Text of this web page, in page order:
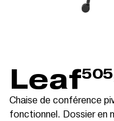
Leaf
Chaise de conférence
fonctionnel. Dossier en